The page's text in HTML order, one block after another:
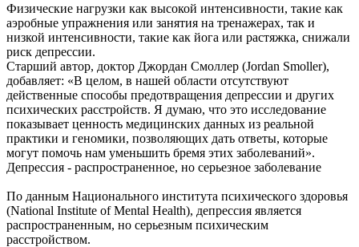
Физические нагрузки как высокой интенсивности, такие как
аэробные упражнения или занятия на тренажерах, так и
низкой интенсивности, такие как йога или растяжка, снижали
риск депрессии.
Старший автор, доктор Джордан Смоллер (Jordan Smoller),
добавляет: «В целом, в нашей области отсутствуют
действенные способы предотвращения депрессии и других
психических расстройств. Я думаю, что это исследование
показывает ценность медицинских данных из реальной
практики и геномики, позволяющих дать ответы, которые
могут помочь нам уменьшить бремя этих заболеваний».
Депрессия - распространенное, но серьезное заболевание
По данным Национального института психического здоровья
(National Institute of Mental Health), депрессия является
распространенным, но серьезным психическим
расстройством.